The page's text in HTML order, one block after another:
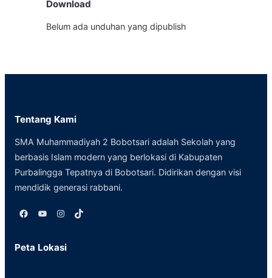
Download
Belum ada unduhan yang dipublish
Tentang Kami
SMA Muhammadiyah 2 Bobotsari adalah Sekolah yang
berbasis Islam modern yang berlokasi di Kabupaten
Purbalingga Tepatnya di Bobotsari. Didirikan dengan visi
mendidik generasi rabbani.
Facebook YouTube Instagram TikTok
Peta Lokasi